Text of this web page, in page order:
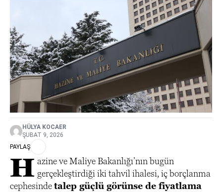
HÜLYA KOCAER
ŞUBAT 9, 2026
PAYLAŞ
H azine ve Maliye Bakanlığı’nın bugün
gerçekleştirdiği iki tahvil ihalesi, iç borçlanma
cephesindetalep güçlü görünse de fiyatlama